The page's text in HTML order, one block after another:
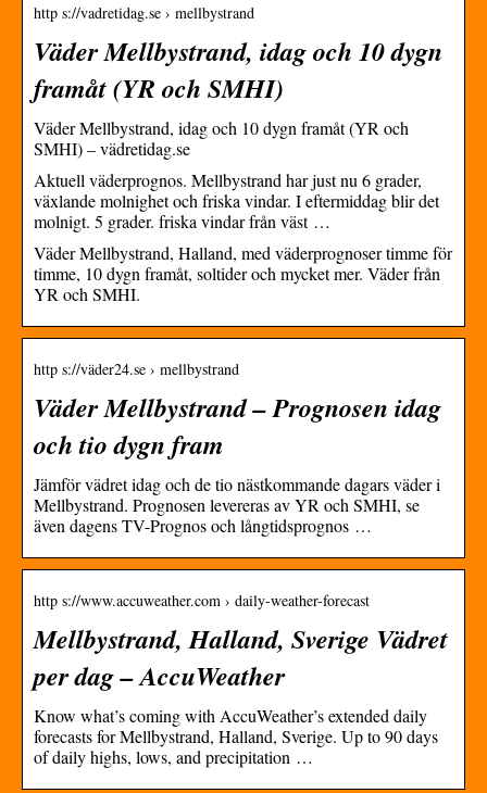
http s://vadretidag.se › mellbystrand
Väder Mellbystrand, idag och 10 dygn
framåt (YR och SMHI)
Väder Mellbystrand, idag och 10 dygn framåt (YR och
SMHI) – vädretidag.se
Aktuell väderprognos. Mellbystrand har just nu 6 grader,
växlande molnighet och friska vindar. I eftermiddag blir det
molnigt. 5 grader. friska vindar från väst …
Väder Mellbystrand, Halland, med väderprognoser timme för
timme, 10 dygn framåt, soltider och mycket mer. Väder från
YR och SMHI.
http s://väder24.se › mellbystrand
Väder Mellbystrand – Prognosen idag
och tio dygn fram
Jämför vädret idag och de tio nästkommande dagars väder i
Mellbystrand. Prognosen levereras av YR och SMHI, se
även dagens TV-Prognos och långtidsprognos …
http s://www.accuweather.com › daily-weather-forecast
Mellbystrand, Halland, Sverige Vädret
per dag – AccuWeather
Know what’s coming with AccuWeather’s extended daily
forecasts for Mellbystrand, Halland, Sverige. Up to 90 days
of daily highs, lows, and precipitation …